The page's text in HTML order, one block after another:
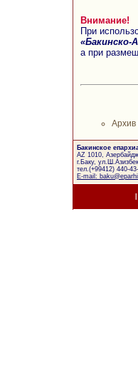
Внимание!
При
«Бакинско-
а при
Архив
Бакинское
AZ 1010,
г.Баку,
тел.(+99412) 440-
E-mail: